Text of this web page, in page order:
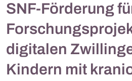
SNF-Förderung
digitalen
Kindern mit